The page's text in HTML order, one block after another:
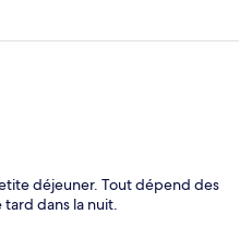
déjeuner. Tout dépend des
dans la nuit.